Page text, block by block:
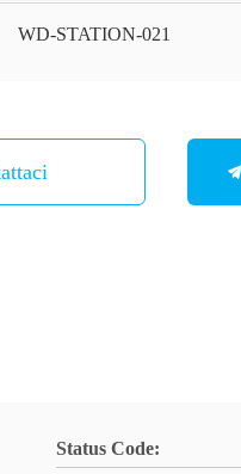
WD-STATION-021
Status Code: